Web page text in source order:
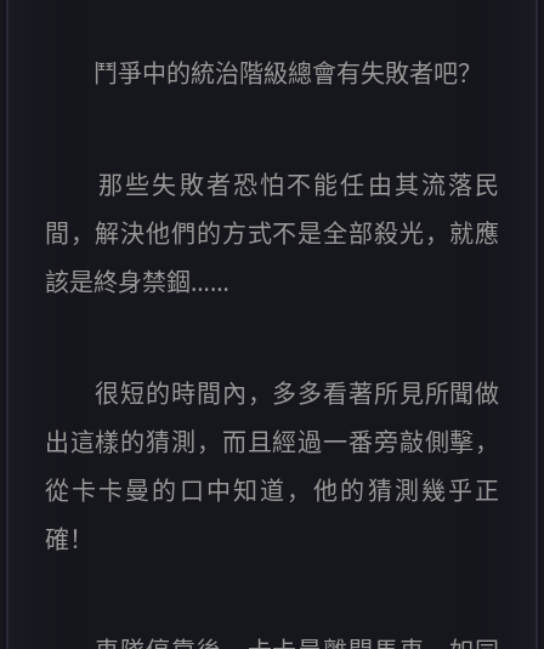
鬥爭中的統治階級總會有失敗者吧？
那些失敗者恐怕不能任由其流落民
間，解決他們的方式不是全部殺光，就應
該是終身禁錮……
很短的時間內，多多看著所見所聞做
出這樣的猜測，而且經過一番旁敲側擊，
從卡卡曼的口中知道，他的猜測幾乎正
確！